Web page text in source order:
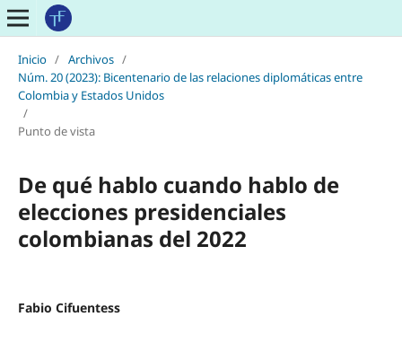
Inicio / Archivos /
Núm. 20 (2023): Bicentenario de las relaciones diplomáticas entre
Colombia y Estados Unidos
/
Punto de vista
De qué hablo cuando hablo de
elecciones presidenciales
colombianas del 2022
Fabio Cifuentess